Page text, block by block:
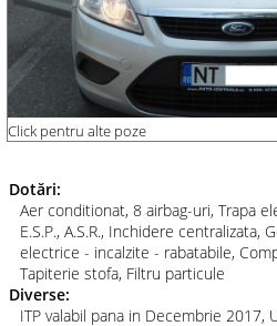
Click pentru alte poze
Dotări:
Aer conditionat, 8 airbag-uri, Trapa
E.S.P., A.S.R., Inchidere centralizata,
electrice - incalzite - rabatabile,
Tapiterie stofa, Filtru particule
Diverse:
ITP valabil pana in Decembrie 2017,